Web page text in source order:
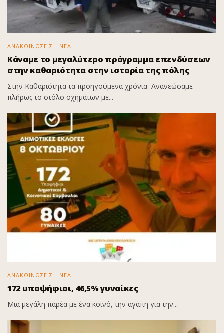
ΑΝΑΚΟΙΝΩΣΕΙΣ - ΝΕΑ
Κάναμε το μεγαλύτερο πρόγραμμα επενδύσεων
στην καθαριότητα στην ιστορία της πόλης
Στην Καθαριότητα τα προηγούμενα χρόνια:-Ανανεώσαμε
πλήρως το στόλο οχημάτων με...
ΑΝΑΚΟΙΝΩΣΕΙΣ - ΝΕΑ
172 υποψήφιοι, 46,5% γυναίκες
Μια μεγάλη παρέα με ένα κοινό, την αγάπη για την...